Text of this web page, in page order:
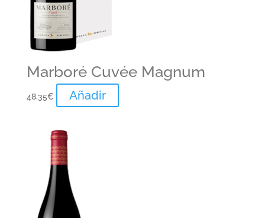
Marboré Cuvée Magnum
48,35€ Añadir